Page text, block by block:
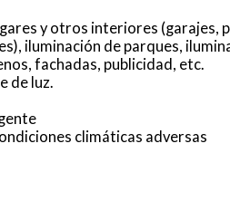
y otros interiores (garajes,
iluminación de parques,
fachadas, publicidad, etc.
de luz.
climáticas adversas